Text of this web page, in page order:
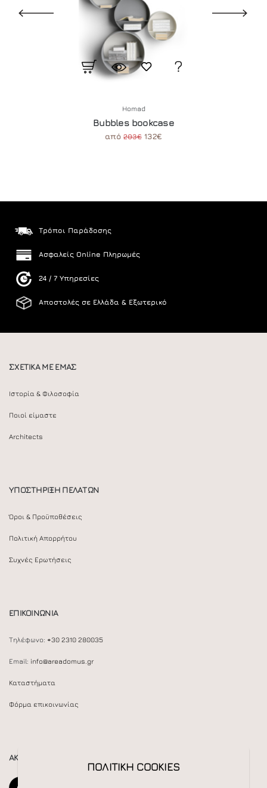
Homad
Bubbles bookcase
από 203€ 132€
Τρόποι Παράδοσης
Ασφαλείς Online Πληρωμές
24 / 7 Υπηρεσίες
Αποστολές σε Ελλάδα & Εξωτερικό
ΣΧΕΤΙΚΑ ΜΕ ΕΜΑΣ
Ιστορία & Φιλοσοφία
Ποιοί είμαστε
Architects
ΥΠΟΣΤΗΡΙΞΗ ΠΕΛΑΤΩΝ
Όροι & Προϋποθέσεις
Πολιτική Απορρήτου
Συχνές Ερωτήσεις
ΕΠΙΚΟΙΝΩΝΙΑ
Τηλέφωνο: +30 2310 280035
Email: info@areadomus.gr
Καταστήματα
Φόρμα επικοινωνίας
ΑΚΟΛΟΥΘΕΙΣΤΕ ΜΑΣ
ΠΟΛΙΤΙΚΗ COOKIES